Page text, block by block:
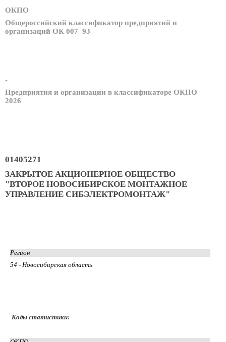
ОКПО
Общероссийский классификатор предприятий и
организаций ОК 007–93
-
Предприятия и организации в классификаторе ОКПО
2026
01405271
ЗАКРЫТОЕ АКЦИОНЕРНОЕ ОБЩЕСТВО
"ВТОРОЕ НОВОСИБИРСКОЕ МОНТАЖНОЕ
УПРАВЛЕНИЕ СИБЭЛЕКТРОМОНТАЖ"
Регион
54 - Новосибирская область
Коды статистики: